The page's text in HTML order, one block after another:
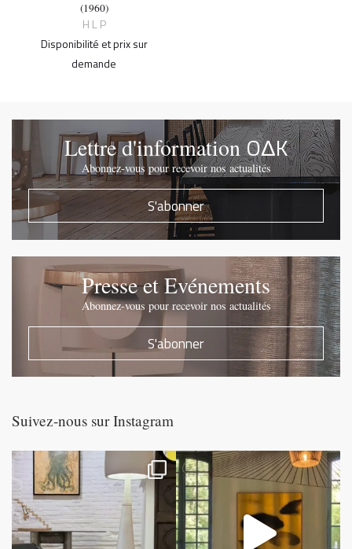
(1960)
H L P
Disponibilité et prix sur
demande
Lettre d'informationOΔK
Abonnez-vous pour recevoir nos actualités
S'abonner
Presse et Evénements
Abonnez-vous pour recevoir nos actualités
S'abonner
Suivez-nous sur Instagram